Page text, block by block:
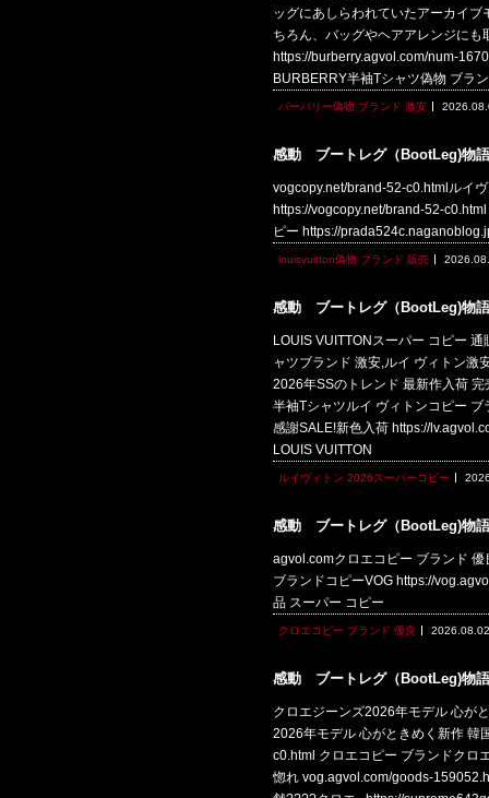
ッグにあしらわれていたアーカイ
ちろん、バッグやヘアアレンジに
https://burberry.agvol.com/num-
BURBERRY半袖Tシャツ偽物 ブラ
バーバリー偽物 ブランド 激安
感動 ブートレグ（BootLeg)物語
vogcopy.net/brand-52-c0.htmlルイ
https://vogcopy.net/brand-52-
ピー https://
louisvuitton偽物 ブランド 販売
感動 ブートレグ（BootLeg)物語
LOUIS VUITTONスーパー コピー
ャツブランド 激安,ルイ ヴィトン激
2026年SSのトレンド 最新作入荷
半袖Tシャツルイ ヴィトンコピー
感謝SALE!新色入荷 https://
LOUIS VUITTON
ルイヴィトン 2026スーパーコピー
感動 ブートレグ（BootLeg)物語
agvol.comクロエコピー ブランド
ブランドコピーVOG https://
品 スーパー コピー
クロエコピー ブランド 優良 2026.08.02
感動 ブートレグ（BootLeg)物語
クロエジーンズ2026年モデル 心が
2026年モデル 心がときめく新作 韓
c0.html クロエコピー ブランドクロ
惚れ vog.agvol.com/goods-